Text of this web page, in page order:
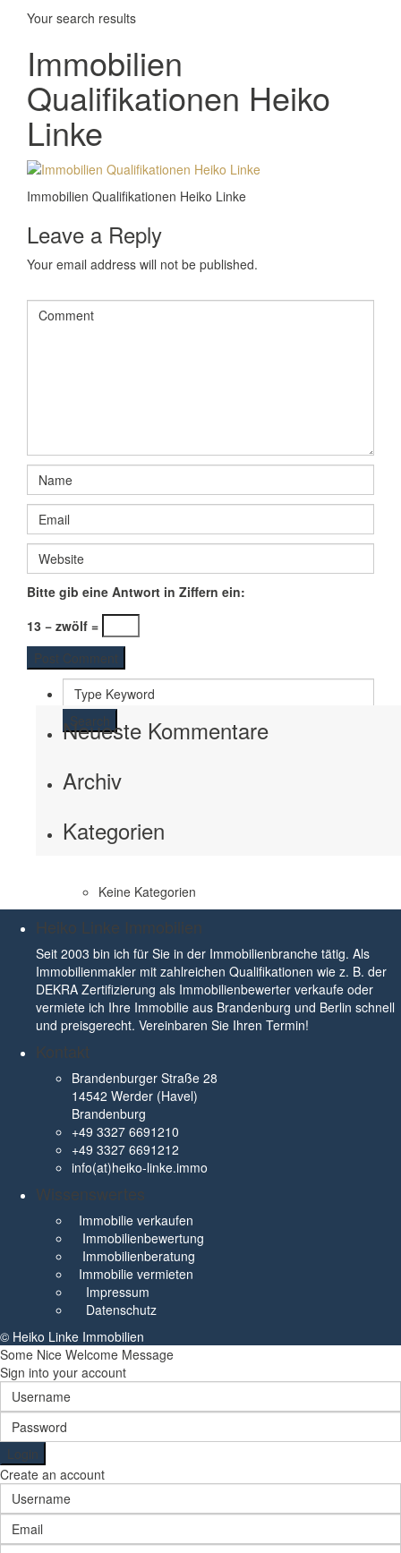
Your search results
Immobilien
Qualifikationen Heiko
Linke
Immobilien Qualifikationen Heiko Linke
Leave a Reply
Your email address will not be published.
Bitte gib eine Antwort in Ziffern ein:
13 − zwölf =
Search
Neueste Kommentare
Archiv
Kategorien
Keine Kategorien
Heiko Linke Immobilien
Seit 2003 bin ich für Sie in der Immobilienbranche tätig. Als
Immobilienmakler mit zahlreichen Qualifikationen wie z. B. der
DEKRA Zertifizierung als Immobilienbewerter verkaufe oder
vermiete ich Ihre Immobilie aus Brandenburg und Berlin schnell
und preisgerecht. Vereinbaren Sie Ihren Termin!
Kontakt
Brandenburger Straße 28
14542 Werder (Havel)
Brandenburg
+49 3327 6691210
+49 3327 6691212
info(at)heiko-linke.immo
Wissenswertes
Immobilie verkaufen
Immobilienbewertung
Immobilienberatung
Immobilie vermieten
Impressum
Datenschutz
© Heiko Linke Immobilien
Some Nice Welcome Message
Sign into your account
Login
Create an account